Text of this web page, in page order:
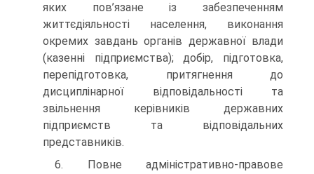
яких пов’язане із забезпеченням
життєдіяльності населення, виконання
окремих завдань органів державної влади
(казенні підприємства); добір, підготовка,
перепідготовка, притягнення до
дисциплінарної відповідальності та
звільнення керівників державних
підприємств та відповідальних
представників.
6. Повне адміністративно-правове